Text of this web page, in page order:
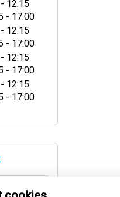
tot
- 12:15
tot
- 17:00
tot
- 12:15
tot
- 17:00
tot
- 12:15
tot
- 17:00
tot
- 12:15
tot
- 17:00